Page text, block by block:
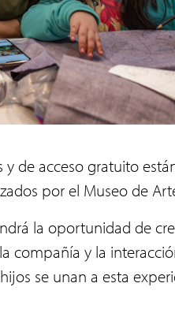
y de acceso gratuito
por el Museo de
la oportunidad de
compañía y la
se unan a esta